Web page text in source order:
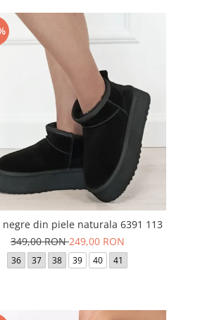
negre din piele naturala 6391 113
349,00 RON249,00 RON
36 37 38 39 40 41